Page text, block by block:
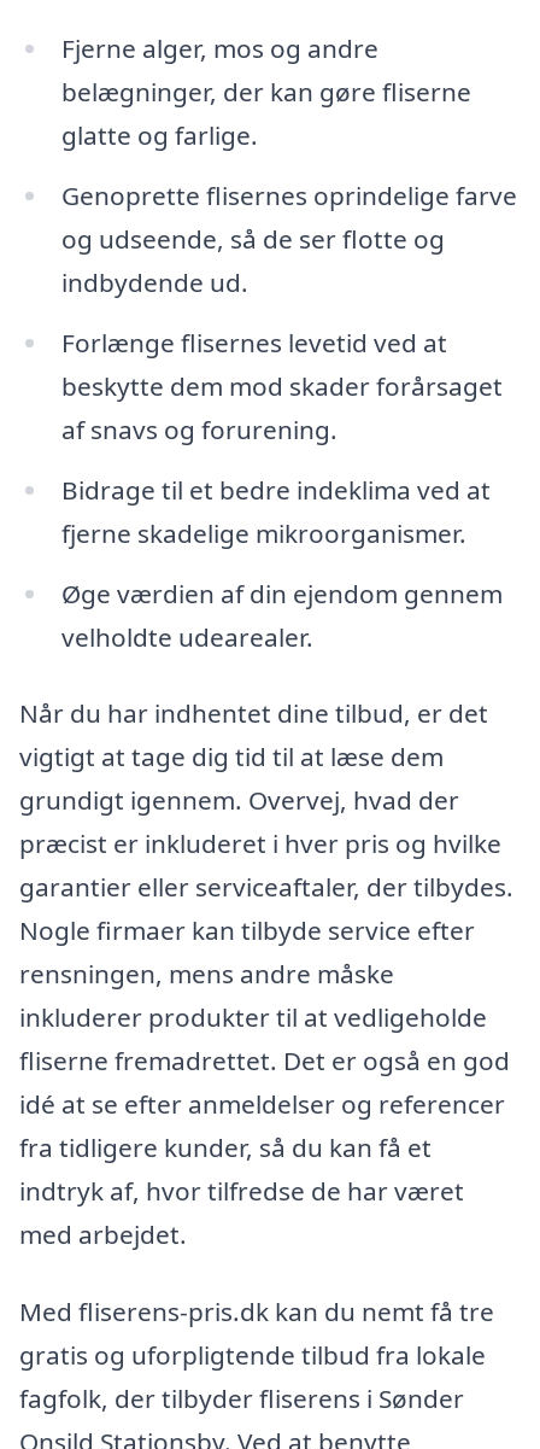
Fjerne alger, mos og andre
belægninger, der kan gøre fliserne
glatte og farlige.
Genoprette flisernes oprindelige farve
og udseende, så de ser flotte og
indbydende ud.
Forlænge flisernes levetid ved at
beskytte dem mod skader forårsaget
af snavs og forurening.
Bidrage til et bedre indeklima ved at
fjerne skadelige mikroorganismer.
Øge værdien af din ejendom gennem
velholdte udearealer.
Når du har indhentet dine tilbud, er det
vigtigt at tage dig tid til at læse dem
grundigt igennem. Overvej, hvad der
præcist er inkluderet i hver pris og hvilke
garantier eller serviceaftaler, der tilbydes.
Nogle firmaer kan tilbyde service efter
rensningen, mens andre måske
inkluderer produkter til at vedligeholde
fliserne fremadrettet. Det er også en god
idé at se efter anmeldelser og referencer
fra tidligere kunder, så du kan få et
indtryk af, hvor tilfredse de har været
med arbejdet.
Med fliserens-pris.dk kan du nemt få tre
gratis og uforpligtende tilbud fra lokale
fagfolk, der tilbyder fliserens i Sønder
Onsild Stationsby. Ved at benytte